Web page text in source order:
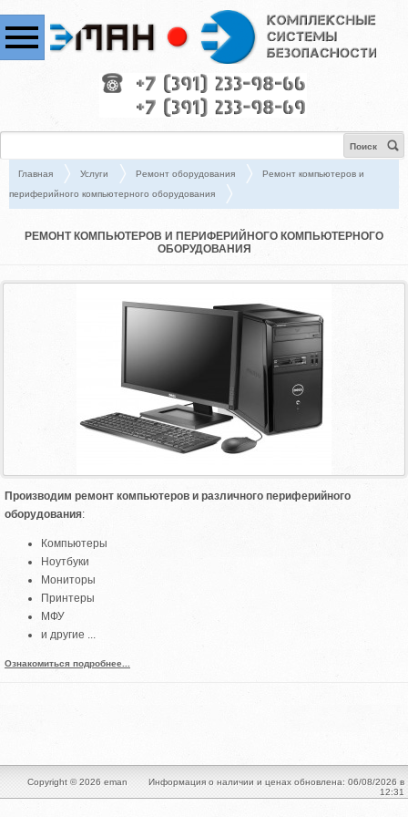
Поиск
Главная Услуги Ремонт оборудования
Ремонт компьютеров и
периферийного компьютерного оборудования
РЕМОНТ КОМПЬЮТЕРОВ И ПЕРИФЕРИЙНОГО КОМПЬЮТЕРНОГО
ОБОРУДОВАНИЯ
Производим ремонт компьютеров и различного периферийного
оборудования:
Компьютеры
Ноутбуки
Мониторы
Принтеры
МФУ
и другие ...
Ознакомиться подробнее...
Copyright © 2026 eman
Информация о наличии и ценах обновлена: 06/08/2026 в
12:31